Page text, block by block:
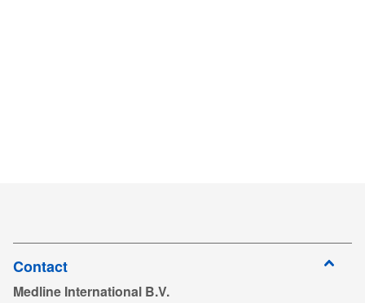
Contact
Medline International B.V.